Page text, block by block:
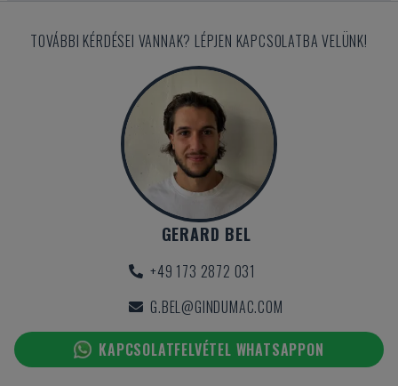
TOVÁBBI KÉRDÉSEI VANNAK? LÉPJEN KAPCSOLATBA VELÜNK!
GERARD BEL
+49 173 2872 031
G.BEL@GINDUMAC.COM
KAPCSOLATFELVÉTEL WHATSAPPON